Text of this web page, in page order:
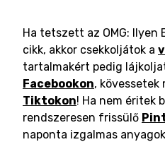
Ha tetszett az OMG: Ilyen
cikk, akkor csekkoljátok a
tartalmakért pedig
Facebookon, kövessetek
Tiktokon! Ha nem éritek
rendszeresen frissülő
naponta izgalmas